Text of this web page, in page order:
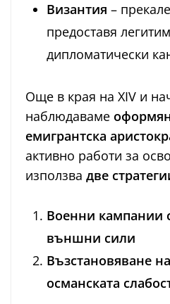
Византия –
предоставя
дипломатически
Още в края на XIV и
наблюдаваме
емигрантска
активно работи за
използва две
Военни кампании
външни сили
Възстановяване
османската